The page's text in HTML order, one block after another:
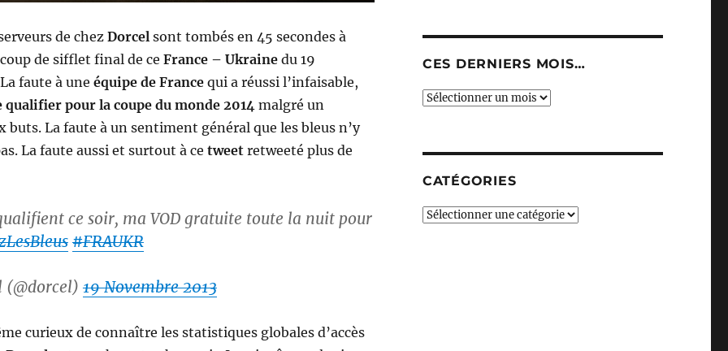
de chezDorcel sont tombés en 45 secondes à
de sifflet final de ce France – Ukraine du 19
faute à une équipe de Francequi a réussi l’infaisable,
qualifier pour la coupe du monde 2014malgré un
buts. La faute à un sentiment général que les bleus n’y
La faute aussi et surtout à ce tweet retweeté plus de
ce soir, ma VOD gratuite toute la nuit pour
#FRAUKR
19 Novembre 2013
curieux de connaître les statistiques globales d’accès
CES DERNIERS MOIS…
Ces
CATÉGORIES
Catégories